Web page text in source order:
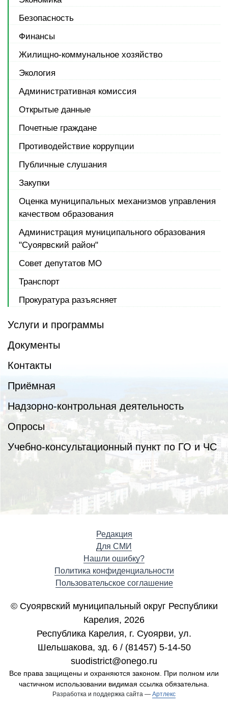
Безопасность
Финансы
Жилищно-коммунальное хозяйство
Экология
Административная комиссия
Открытые данные
Почетные граждане
Противодействие коррупции
Публичные слушания
Закупки
Оценка муниципальных механизмов управления
качеством образования
Администрация муниципального образования
"Суоярвский район"
Совет депутатов МО
Транспорт
Прокуратура разъясняет
Услуги и программы
Документы
Контакты
Приёмная
Надзорно-контрольная деятельность
Опросы
Учебно-консультационный пункт по ГО и ЧС
Редакция
Для СМИ
Нашли ошибку?
Политика конфиденциальности
Пользовательское соглашение
© Суоярвский муниципальный округ Республики
Карелия, 2026
Республика Карелия, г. Cуоярви, ул.
Шельшакова, зд. 6 / (81457) 5-14-50
suodistrict@onego.ru
Все права защищены и охраняются законом. При полном или
частичном использовании видимая ссылка обязательна.
Разработка и поддержка сайта — Артлекс